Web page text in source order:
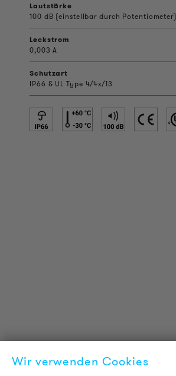
Lautstärke
100 dB (einstellbar durch Potentiometer)
Leckstrom
0,003 A
Schutzart
IP66 & UL Type 4/4x/13
Karriere
Wir verwenden Cookies